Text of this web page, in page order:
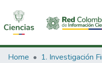
Communities & Collections
Home